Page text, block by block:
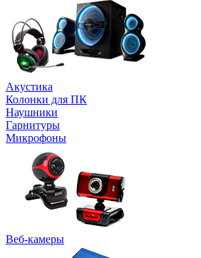
Акустика
Колонки для ПК
Наушники
Гарнитуры
Микрофоны
Веб-камеры